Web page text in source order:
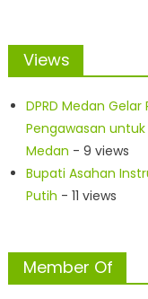
Views
DPRD Medan
Pengawasan
Medan - 9 views
Bupati Asahan
Putih - 11 views
Member Of